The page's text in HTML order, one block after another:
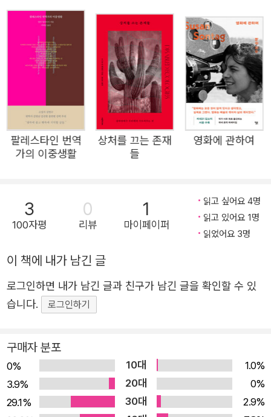
시작했을 때는 말을 더듬고" 시각장애인에 가까워 부모와 자
매의 감정을 냄새로 느껴야 했던 그녀에게, 언니들보다 상대
적으로 어두웠던 피부색 탓인지 어머니는 유독 화를 냈다.
일곱 살 무렵, 유일하게 마음이 통했던 단짝 앨빈이 호흡기
질환으로 죽고, 고등학교 친구이자 첫사랑인 제너비브는 19
50년, 열여섯 살에 자살로 생을 마감했다…. 평범한 전기라
면 아마도 이렇게, 한 사람의 삶을 시간순으로 써 내려갔을
지 모른다. 그러나 『생존이라는 약속』은 다방향적이고 비선
는 수많은 입자(씨앗)들이 어떻게 죽을 운명에서 살아남아,
어디로 날아가서, 어떤 나무와 뿌리로 자라나 마침내 끝없는
삶을 살게 되었는지, 독특한 시(詩)적 전기로 써 내려간다.
내리누르는 혐오의 무게, 씨앗 같은 생존의 입자들 오드리는
고 믿었다. ―『생존이라는 약속』 236쪽 생존 입자 하나. 흑
인 소녀는 "책"을 읽었다 "나는 한 사람을 한 편의 시로 만들
리 로드. 서인도제도에서 뉴욕 할렘으로 이주해온 흑인 이민
자 가정을 압박했던 고용 및 주거 차별이라는 외적인 인종주
의에 더해, 자매 중 피부가 가장 검다는 이유로 어머니에게
유독 벌을 많이 받으며 내면화된 인종주의라는 벽에도 부딪
팔레스타인 번역
가의 이중생활
상처를 끄는 존재
들
영화에 관하여
3
100자평
0
리뷰
1
마이페이퍼
읽고 싶어요 4명
읽고 있어요 1명
읽었어요 3명
이 책에 내가 남긴 글
로그인하면 내가 남긴 글과 친구가 남긴 글을 확인할 수 있
습니다.
로그인하기
구매자 분포
0% 10대
1.0%
3.9%
20대
0%
29.1%
30대
2.9%